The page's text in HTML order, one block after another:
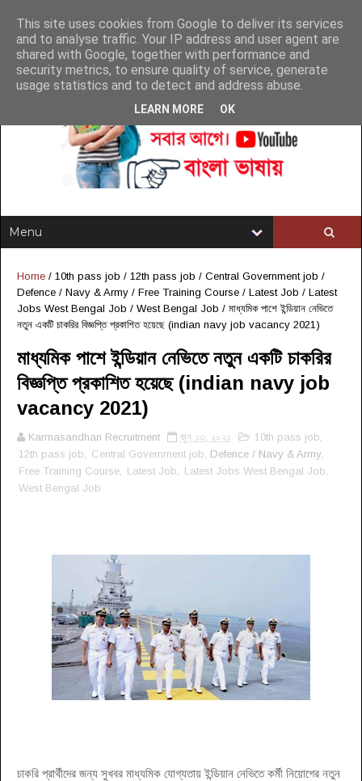
Home / 10th pass job / 12th pass job / Central Government job /
Defence / Navy & Army / Free Training Course / Latest Job / Latest
Jobs West Bengal Job / West Bengal Job / মাধ্যমিক পাশে ইন্ডিয়ান নেভিতে
নতুন একটি চাকরির বিজ্ঞপ্তি প্রকাশিত হয়েছে (indian navy job vacancy 2021)
মাধ্যমিক পাশে ইন্ডিয়ান নেভিতে নতুন একটি চাকরির
বিজ্ঞপ্তি প্রকাশিত হয়েছে (indian navy job
vacancy 2021)
Karmasandhan Recruitment জুন ১৩, ২০২১ 10th pass job
12th pass job
Central Government job , Defence / Navy & Army,
Free Training Course
Latest Job Latest Jobs West Bengal Job
West Bengal Job
চাকরি প্রার্থীদের জন্য সুখবর মাধ্যমিক যোগ্যতায় ইন্ডিয়ান নেভিতে কর্মী নিয়োগের নতুন
This site uses cookies from Google to deliver its services
and to analyse traffic. Your IP address and user agent are
shared with Google, together with performance and
security metrics, to ensure quality of service, generate
usage statistics and to detect and address abuse.
LEARN MORE OK